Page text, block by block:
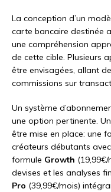
La conception d’un
carte bancaire destinée
une compréhension
de cette cible. Plusieurs
être envisagées, allant
commissions sur
Un système
une option pertinente.
être mise en place: une
créateurs débutants
formule Growth
devises et les analyses
Pro (39,99€/mois)